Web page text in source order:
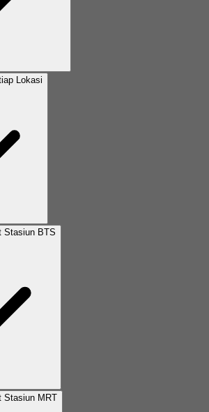
Lokasi
Stasiun BTS
Stasiun MRT